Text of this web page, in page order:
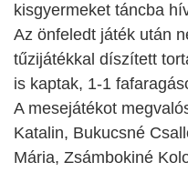
kisgyermeket táncba
Az önfeledt játék után
tűzijátékkal díszített
is kaptak, 1-1
A mesejátékot
Katalin, Bukucsné
Mária, Zsámbokiné